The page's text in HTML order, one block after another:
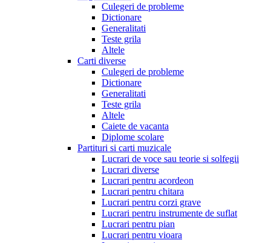
Culegeri de probleme
Dictionare
Generalitati
Teste grila
Altele
Carti diverse
Culegeri de probleme
Dictionare
Generalitati
Teste grila
Altele
Caiete de vacanta
Diplome scolare
Partituri si carti muzicale
Lucrari de voce sau teorie si solfegii
Lucrari diverse
Lucrari pentru acordeon
Lucrari pentru chitara
Lucrari pentru corzi grave
Lucrari pentru instrumente de suflat
Lucrari pentru pian
Lucrari pentru vioara